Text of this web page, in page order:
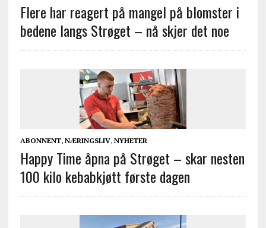
Flere har reagert på mangel på blomster i
bedene langs Strøget – nå skjer det noe
ABONNENT, NÆRINGSLIV, NYHETER
Happy Time åpna på Strøget – skar nesten
100 kilo kebabkjøtt første dagen